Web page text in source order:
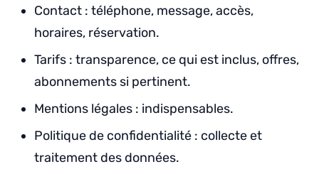
Contact : téléphone, message, accès,
horaires, réservation.
Tarifs : transparence, ce qui est inclus, offres,
abonnements si pertinent.
Mentions légales : indispensables.
Politique de confidentialité : collecte et
traitement des données.